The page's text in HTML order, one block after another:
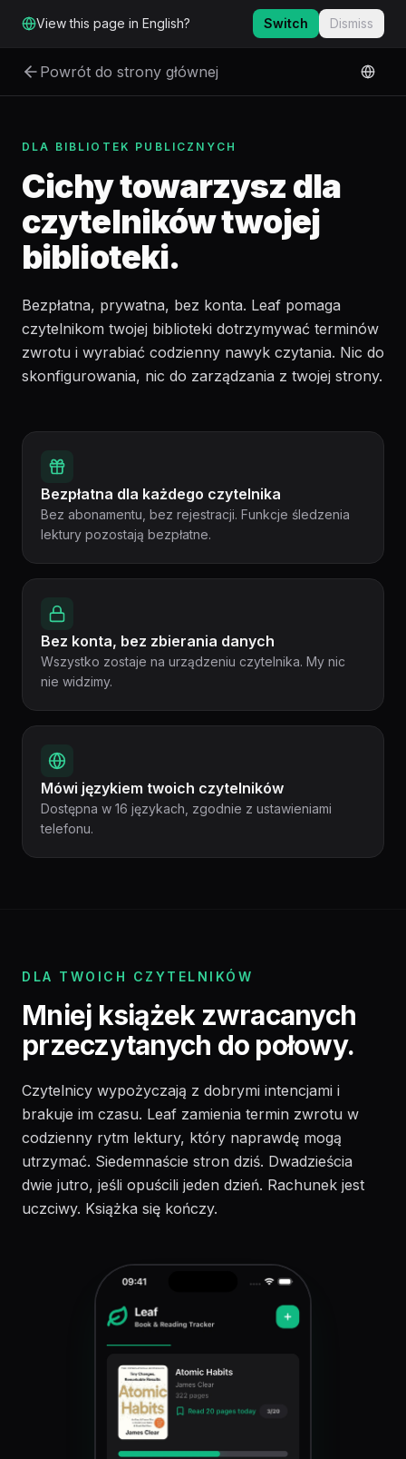
View this page in English? Switch Dismiss
Powrót do strony głównej
DLA BIBLIOTEK PUBLICZNYCH
Cichy towarzysz dla
czytelników twojej
biblioteki.
Bezpłatna, prywatna, bez konta. Leaf pomaga
czytelnikom twojej biblioteki dotrzymywać terminów
zwrotu i wyrabiać codzienny nawyk czytania. Nic do
skonfigurowania, nic do zarządzania z twojej strony.
Bezpłatna dla każdego czytelnika, Bez konta, bez
Bezpłatna dla każdego czytelnika
Bez abonamentu, bez rejestracji. Funkcje śledzenia
lektury pozostają bezpłatne.
Bez konta, bez zbierania danych
Wszystko zostaje na urządzeniu czytelnika. My nic
nie widzimy.
Mówi językiem twoich czytelników
Dostępna w 16 językach, zgodnie z ustawieniami
telefonu.
DLA TWOICH CZYTELNIKÓW
Mniej książek zwracanych
przeczytanych do połowy.
Czytelnicy wypożyczają z dobrymi intencjami i
brakuje im czasu. Leaf zamienia termin zwrotu w
codzienny rytm lektury, który naprawdę mogą
utrzymać. Siedemnaście stron dziś. Dwadzieścia
dwie jutro, jeśli opuścili jeden dzień. Rachunek jest
uczciwy. Książka się kończy.